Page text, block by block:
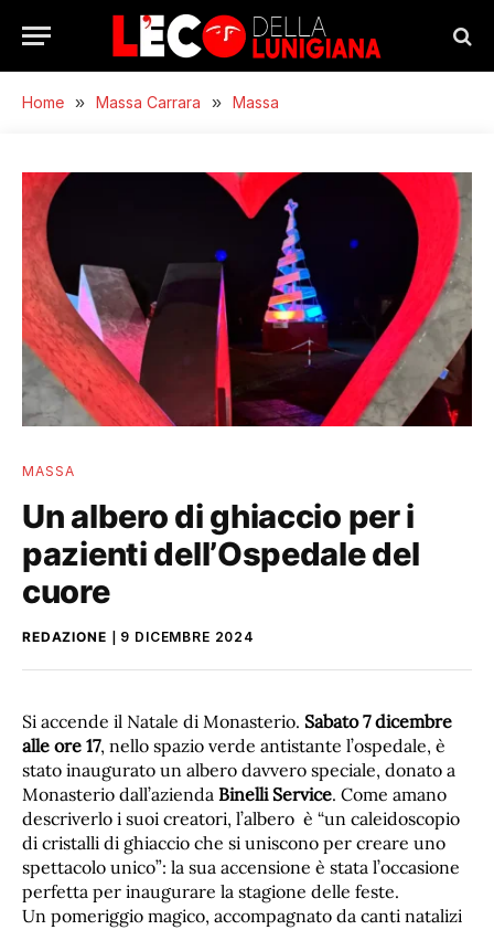
Home » Massa Carrara » Massa
MASSA
Un albero di ghiaccio per i
pazienti dell’Ospedale del
cuore
REDAZIONE 9 DICEMBRE 2024
Si accende il Natale di Monasterio. Sabato 7 dicembre
alle ore 17, nello spazio verde antistante l’ospedale, è
stato inaugurato un albero davvero speciale, donato a
Monasterio dall’azienda Binelli Service. Come amano
descriverlo i suoi creatori, l’albero è “un caleidoscopio
di cristalli di ghiaccio che si uniscono per creare uno
spettacolo unico”: la sua accensione è stata l’occasione
perfetta per inaugurare la stagione delle feste.
Un pomeriggio magico, accompagnato da canti natalizi